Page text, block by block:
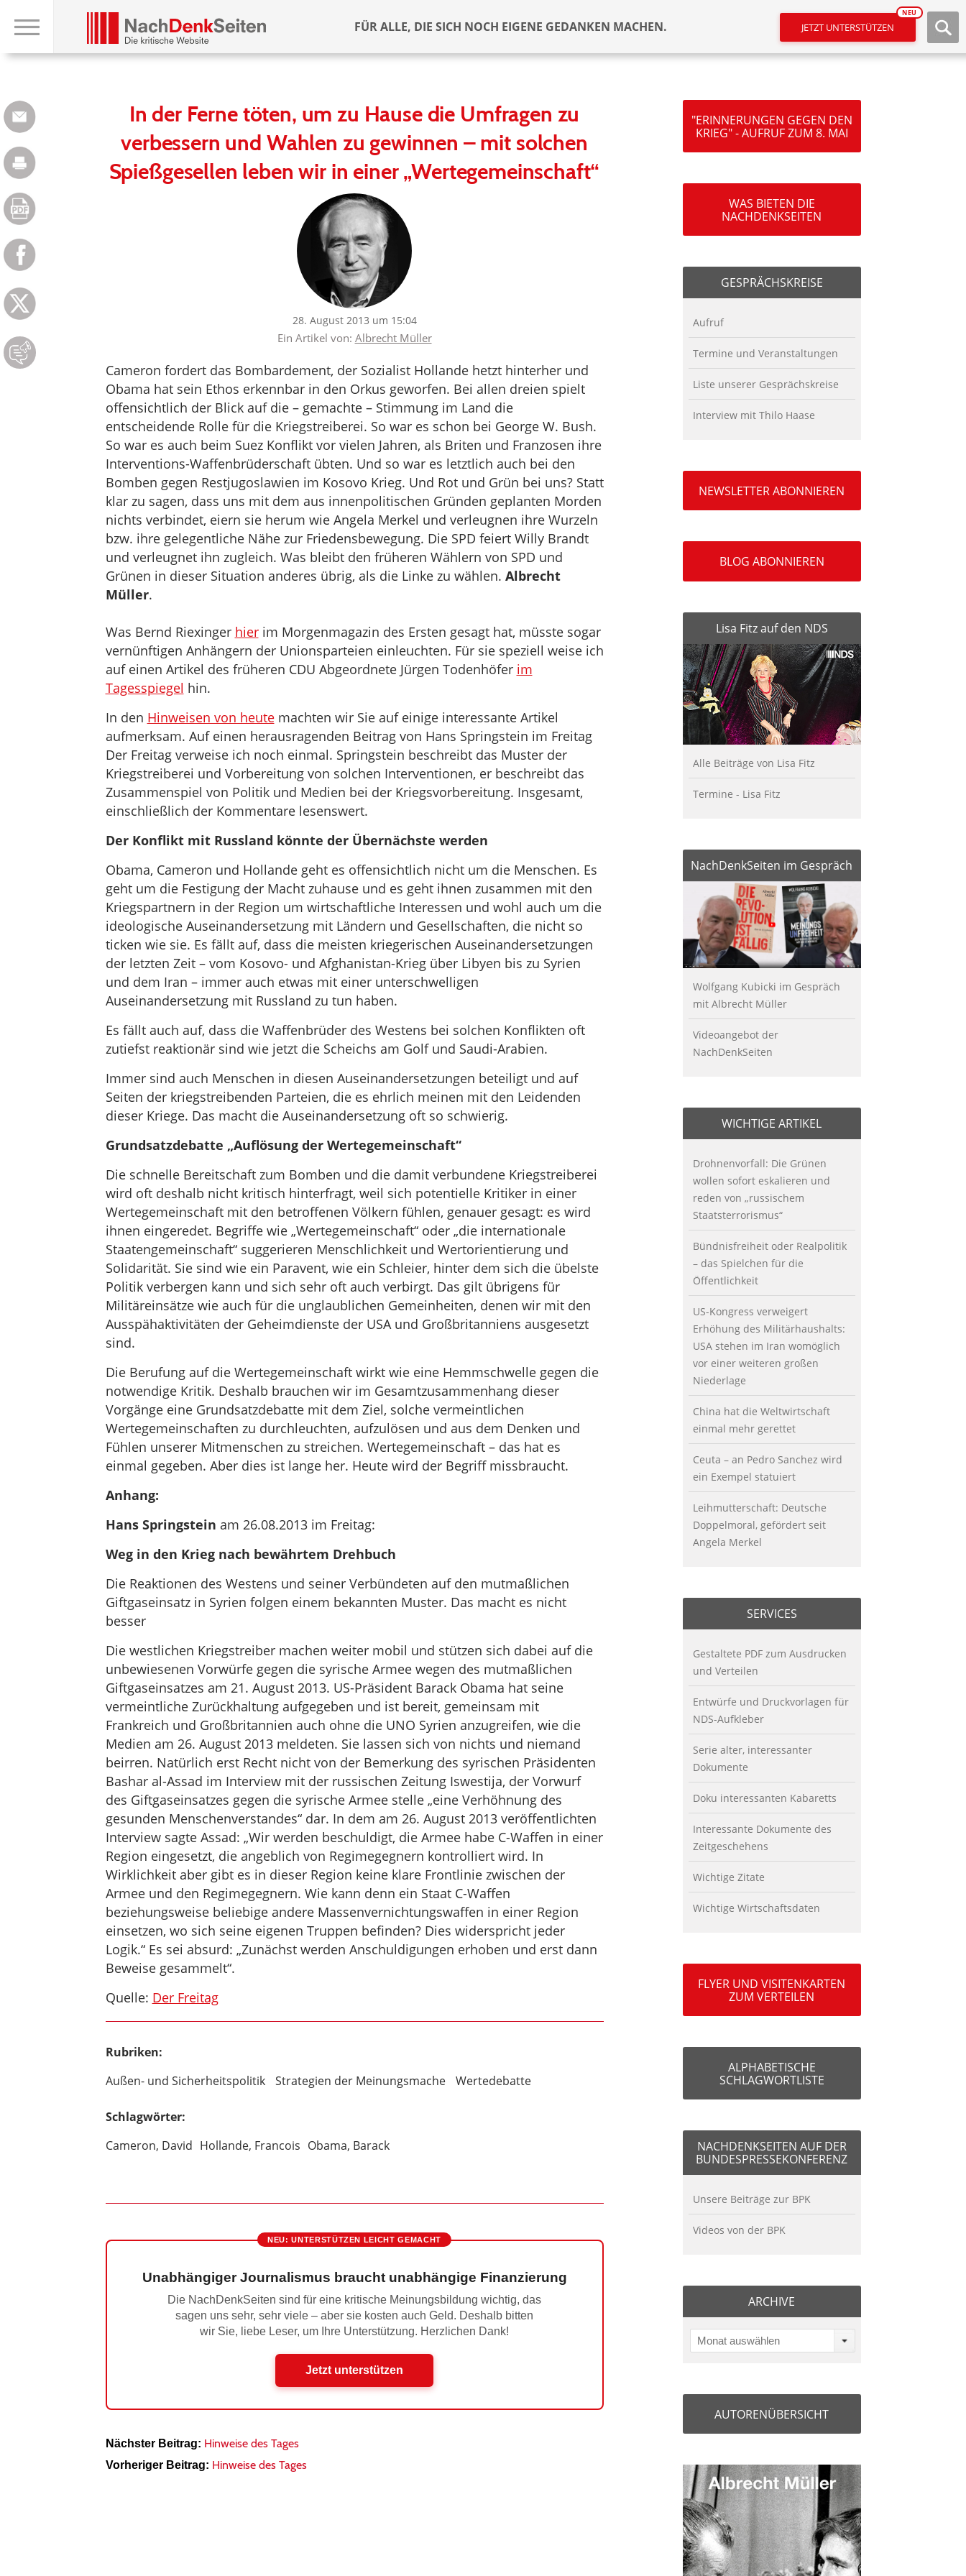
FÜR ALLE, DIE SICH NOCH EIGENE GEDANKEN MACHEN. JETZT UNTERSTÜTZEN
NEU
In der Ferne töten, um zu Hause die Umfragen zu
verbessern und Wahlen zu gewinnen – mit solchen
Spießgesellen leben wir in einer „Wertegemeinschaft“
28. August 2013 um 15:04
Ein Artikel von: Albrecht Müller
Cameron fordert das Bombardement, der Sozialist Hollande hetzt hinterher und
Obama hat sein Ethos erkennbar in den Orkus geworfen. Bei allen dreien spielt
offensichtlich der Blick auf die – gemachte – Stimmung im Land die
entscheidende Rolle für die Kriegstreiberei. So war es schon bei George W. Bush.
So war es auch beim Suez Konflikt vor vielen Jahren, als Briten und Franzosen ihre
Interventions-Waffenbrüderschaft übten. Und so war es letztlich auch bei den
Bomben gegen Restjugoslawien im Kosovo Krieg. Und Rot und Grün bei uns? Statt
klar zu sagen, dass uns mit dem aus innenpolitischen Gründen geplanten Morden
nichts verbindet, eiern sie herum wie Angela Merkel und verleugnen ihre Wurzeln
bzw. ihre gelegentliche Nähe zur Friedensbewegung. Die SPD feiert Willy Brandt
und verleugnet ihn zugleich. Was bleibt den früheren Wählern von SPD und
Grünen in dieser Situation anderes übrig, als die Linke zu wählen. Albrecht
Müller.
Was Bernd Riexinger hierim Morgenmagazin des Ersten gesagt hat, müsste sogar
vernünftigen Anhängern der Unionsparteien einleuchten. Für sie speziell weise ich
auf einen Artikel des früheren CDU Abgeordnete Jürgen Todenhöfer im
Tagesspiegel hin.
In den Hinweisen von heutemachten wir Sie auf einige interessante Artikel
aufmerksam. Auf einen herausragenden Beitrag von Hans Springstein im Freitag
Der Freitag verweise ich noch einmal. Springstein beschreibt das Muster der
Kriegstreiberei und Vorbereitung von solchen Interventionen, er beschreibt das
Zusammenspiel von Politik und Medien bei der Kriegsvorbereitung. Insgesamt,
einschließlich der Kommentare lesenswert.
Der Konflikt mit Russland könnte der Übernächste werden
Obama, Cameron und Hollande geht es offensichtlich nicht um die Menschen. Es
geht um die Festigung der Macht zuhause und es geht ihnen zusammen mit den
Kriegspartnern in der Region um wirtschaftliche Interessen und wohl auch um die
ideologische Auseinandersetzung mit Ländern und Gesellschaften, die nicht so
ticken wie sie. Es fällt auf, dass die meisten kriegerischen Auseinandersetzungen
der letzten Zeit – vom Kosovo- und Afghanistan-Krieg über Libyen bis zu Syrien
und dem Iran – immer auch etwas mit einer unterschwelligen
Auseinandersetzung mit Russland zu tun haben.
Es fällt auch auf, dass die Waffenbrüder des Westens bei solchen Konflikten oft
zutiefst reaktionär sind wie jetzt die Scheichs am Golf und Saudi-Arabien.
Immer sind auch Menschen in diesen Auseinandersetzungen beteiligt und auf
Seiten der kriegstreibenden Parteien, die es ehrlich meinen mit den Leidenden
dieser Kriege. Das macht die Auseinandersetzung oft so schwierig.
Grundsatzdebatte „Auflösung der Wertegemeinschaft“
Die schnelle Bereitschaft zum Bomben und die damit verbundene Kriegstreiberei
wird oft deshalb nicht kritisch hinterfragt, weil sich potentielle Kritiker in einer
Wertegemeinschaft mit den betroffenen Völkern fühlen, genauer gesagt: es wird
ihnen eingeredet. Begriffe wie „Wertegemeinschaft“ oder „die internationale
Staatengemeinschaft“ suggerieren Menschlichkeit und Wertorientierung und
Solidarität. Sie sind wie ein Paravent, wie ein Schleier, hinter dem sich die übelste
Politik verbergen kann und sich sehr oft auch verbirgt. Das gilt übrigens für
Militäreinsätze wie auch für die unglaublichen Gemeinheiten, denen wir mit den
Ausspähaktivitäten der Geheimdienste der USA und Großbritanniens ausgesetzt
sind.
Die Berufung auf die Wertegemeinschaft wirkt wie eine Hemmschwelle gegen die
notwendige Kritik. Deshalb brauchen wir im Gesamtzusammenhang dieser
Vorgänge eine Grundsatzdebatte mit dem Ziel, solche vermeintlichen
Wertegemeinschaften zu durchleuchten, aufzulösen und aus dem Denken und
Fühlen unserer Mitmenschen zu streichen. Wertegemeinschaft – das hat es
einmal gegeben. Aber dies ist lange her. Heute wird der Begriff missbraucht.
Anhang:
Hans Springstein am 26.08.2013 im Freitag:
Weg in den Krieg nach bewährtem Drehbuch
Die Reaktionen des Westens und seiner Verbündeten auf den mutmaßlichen
Giftgaseinsatz in Syrien folgen einem bekannten Muster. Das macht es nicht
besser
Die westlichen Kriegstreiber machen weiter mobil und stützen sich dabei auf die
unbewiesenen Vorwürfe gegen die syrische Armee wegen des mutmaßlichen
Giftgaseinsatzes am 21. August 2013. US-Präsident Barack Obama hat seine
vermeintliche Zurückhaltung aufgegeben und ist bereit, gemeinsam mit
Frankreich und Großbritannien auch ohne die UNO Syrien anzugreifen, wie die
Medien am 26. August 2013 meldeten. Sie lassen sich von nichts und niemand
beirren. Natürlich erst Recht nicht von der Bemerkung des syrischen Präsidenten
Bashar al-Assad im Interview mit der russischen Zeitung Iswestija, der Vorwurf
des Giftgaseinsatzes gegen die syrische Armee stelle „eine Verhöhnung des
gesunden Menschenverstandes“ dar. In dem am 26. August 2013 veröffentlichten
Interview sagte Assad: „Wir werden beschuldigt, die Armee habe C-Waffen in einer
Region eingesetzt, die angeblich von Regimegegnern kontrolliert wird. In
Wirklichkeit aber gibt es in dieser Region keine klare Frontlinie zwischen der
Armee und den Regimegegnern. Wie kann denn ein Staat C-Waffen
beziehungsweise beliebige andere Massenvernichtungswaffen in einer Region
einsetzen, wo sich seine eigenen Truppen befinden? Dies widerspricht jeder
Logik.“ Es sei absurd: „Zunächst werden Anschuldigungen erhoben und erst dann
Beweise gesammelt“.
Quelle: Der Freitag
Rubriken:
Außen- und Sicherheitspolitik
Strategien der Meinungsmache Wertedebatte
Schlagwörter:
Cameron, David Hollande, Francois Obama, Barack
NEU: UNTERSTÜTZEN LEICHT GEMACHT
Unabhängiger Journalismus braucht unabhängige Finanzierung
Die NachDenkSeiten sind für eine kritische Meinungsbildung wichtig, das
sagen uns sehr, sehr viele – aber sie kosten auch Geld. Deshalb bitten
wir Sie, liebe Leser, um Ihre Unterstützung. Herzlichen Dank!
Jetzt unterstützen
Nächster Beitrag: Hinweise des Tages
Vorheriger Beitrag: Hinweise des Tages
"ERINNERUNGEN GEGEN DEN
KRIEG" - AUFRUF ZUM 8. MAI
WAS BIETEN DIE
NACHDENKSEITEN
GESPRÄCHSKREISE
Aufruf
Termine und Veranstaltungen
Liste unserer Gesprächskreise
Interview mit Thilo Haase
NEWSLETTER ABONNIEREN
BLOG ABONNIEREN
Lisa Fitz auf den NDS
Alle Beiträge von Lisa Fitz
Termine - Lisa Fitz
NachDenkSeiten im Gespräch
Wolfgang Kubicki im Gespräch
mit Albrecht Müller
Videoangebot der
NachDenkSeiten
WICHTIGE ARTIKEL
Drohnenvorfall: Die Grünen
wollen sofort eskalieren und
reden von „russischem
Staatsterrorismus“
Bündnisfreiheit oder Realpolitik
– das Spielchen für die
Öffentlichkeit
US-Kongress verweigert
Erhöhung des Militärhaushalts:
USA stehen im Iran womöglich
vor einer weiteren großen
Niederlage
China hat die Weltwirtschaft
einmal mehr gerettet
Ceuta – an Pedro Sanchez wird
ein Exempel statuiert
Leihmutterschaft: Deutsche
Doppelmoral, gefördert seit
Angela Merkel
SERVICES
Gestaltete PDF zum Ausdrucken
und Verteilen
Entwürfe und Druckvorlagen für
NDS-Aufkleber
Serie alter, interessanter
Dokumente
Doku interessanten Kabaretts
Interessante Dokumente des
Zeitgeschehens
Wichtige Zitate
Wichtige Wirtschaftsdaten
FLYER UND VISITENKARTEN
ZUM VERTEILEN
ALPHABETISCHE
SCHLAGWORTLISTE
NACHDENKSEITEN AUF DER
BUNDESPRESSEKONFERENZ
Unsere Beiträge zur BPK
Videos von der BPK
ARCHIVE
Monat auswählen
AUTORENÜBERSICHT